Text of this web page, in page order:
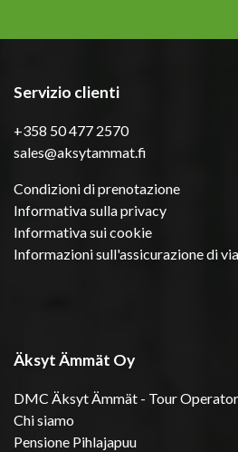
Servizio clienti
+358 50 477 2570
sales@aksytammat.fi
Condizioni di prenotazione
Informativa sulla privacy
Informativa sui cookie
Informazioni sull'assicurazione di
Äksyt Ämmät Oy
DMC Äksyt Ämmät - Tour
Chi siamo
Pensione Pihlajapuu